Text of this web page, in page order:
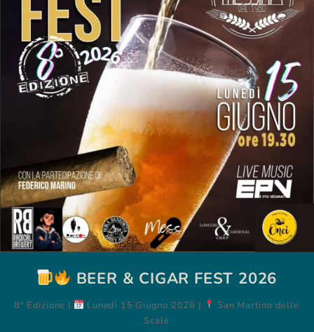
BEER & CIGAR FEST 2026
8ª Edizione | Lunedì 15 Giugno 2026 |
San Martino delle
Scale